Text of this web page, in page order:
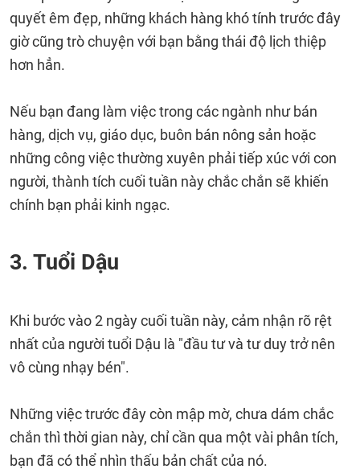
quyết êm đẹp, những khách hàng khó tính trước đây
giờ cũng trò chuyện với bạn bằng thái độ lịch thiệp
hơn hẳn.
Nếu bạn đang làm việc trong các ngành như bán
hàng, dịch vụ, giáo dục, buôn bán nông sản hoặc
những công việc thường xuyên phải tiếp xúc với con
người, thành tích cuối tuần này chắc chắn sẽ khiến
chính bạn phải kinh ngạc.
3. Tuổi Dậu
Khi bước vào 2 ngày cuối tuần này, cảm nhận rõ rệt
nhất của người tuổi Dậu là "đầu tư và tư duy trở nên
vô cùng nhạy bén".
Những việc trước đây còn mập mờ, chưa dám chắc
chắn thì thời gian này, chỉ cần qua một vài phân tích,
bạn đã có thể nhìn thấu bản chất của nó.